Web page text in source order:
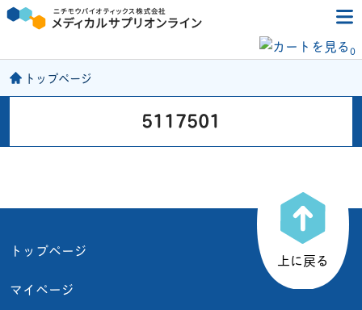
0
トップページ
5117501
トップページ
マイページ
上に戻る